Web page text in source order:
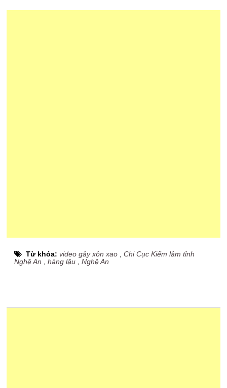
Từ khóa:video gây xôn xao ,Chi Cục Kiểm lâm tỉnh
Nghệ An ,hàng lậu ,Nghệ An